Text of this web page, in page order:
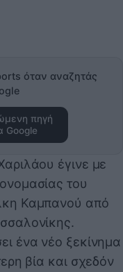
όταν αναζητάς
πηγή
Google
έγινε με
του
Καμπανού από
ένα νέο ξεκίνημα
βία και σχεδόν